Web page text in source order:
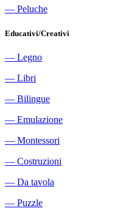
― Peluche
Educativi/Creativi
― Legno
― Libri
― Bilingue
― Emulazione
― Montessori
― Costruzioni
― Da tavola
― Puzzle